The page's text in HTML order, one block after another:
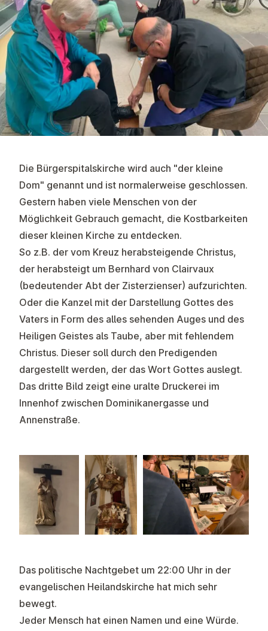
Die Bürgerspitalskirche wird auch "der kleine
Dom" genannt und ist normalerweise geschlossen.
Gestern haben viele Menschen von der
Möglichkeit Gebrauch gemacht, die Kostbarkeiten
dieser kleinen Kirche zu entdecken.
So z.B. der vom Kreuz herabsteigende Christus,
der herabsteigt um Bernhard von Clairvaux
(bedeutender Abt der Zisterzienser) aufzurichten.
Oder die Kanzel mit der Darstellung Gottes des
Vaters in Form des alles sehenden Auges und des
Heiligen Geistes als Taube, aber mit fehlendem
Christus. Dieser soll durch den Predigenden
dargestellt werden, der das Wort Gottes auslegt.
Das dritte Bild zeigt eine uralte Druckerei im
Innenhof zwischen Dominikanergasse und
Annenstraße.
Das politische Nachtgebet um 22:00 Uhr in der
evangelischen Heilandskirche hat mich sehr
bewegt.
Jeder Mensch hat einen Namen und eine Würde.